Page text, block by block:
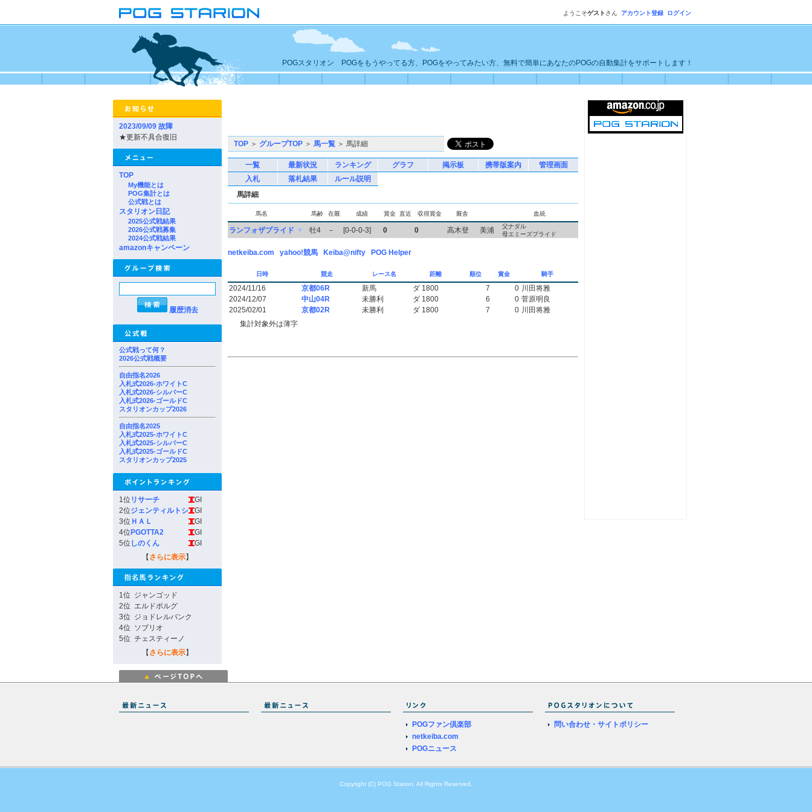
ようこそゲスト さん アカウント登録 ログイン
POGスタリオン POGをもうやってる方、POGをやってみたい方、無料で簡単にあなたのPOGの自動集計をサポートします！
2023/09/09 故障
★更新不具合復旧
TOP
My機能とは
POG集計とは
公式戦とは
スタリオン日記
2025公式戦結果
2026公式戦募集
2024公式戦結果
amazonキャンペーン
履歴消去
公式戦って何？
2026公式戦概要
自由指名2026
入札式2026-ホワイトC
入札式2026-シルバーC
入札式2026-ゴールドC
スタリオンカップ2026
自由指名2025
入札式2025-ホワイトC
入札式2025-シルバーC
入札式2025-ゴールドC
スタリオンカップ2025
1位 リサーチ
GI
2位ジェンティルトシ
GI
3位 ＨＡＬ
GI
4位 PGOTTA2
GI
5位 しのくん
GI
【 さらに表示】
1位 ジャンゴッド
2位 エルドボルグ
3位 ジョドレルバンク
4位 ソブリオ
5位 チェスティーノ
【 さらに表示】
TOP ＞ グループTOP ＞ 馬一覧 ＞ 馬詳細
一覧 最新状況 ランキング グラフ 掲示板 携帯版案内
管理画面
入札
落札結果
ルール説明
馬詳細
馬名 馬齢 在厩 成績 賞金 直近 収得賞金 厩舎 血統
ランフォザプライド ▼ 牡4 － [0-0-0-3] 0 0 高木登 美浦
父ナダル
母エミーズプライド
netkeiba.com yahoo!競馬 Keiba@nifty POG Helper
日時 競走 レース名 距離 順位 賞金 騎手
2024/11/16 京都06R 新馬 ダ 1800 7 0 川田将雅
2024/12/07
中山04R 未勝利 ダ 1800 6 0 菅原明良
2025/02/01
京都02R 未勝利 ダ 1800 7 0 川田将雅
集計対象外は薄字
POGファン倶楽部
netkeiba.com
POGニュース
問い合わせ・サイトポリシー
Copyright (C) POG Starion. All Rights Reserved.